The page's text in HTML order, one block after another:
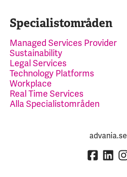
Specialistområden
Managed Services Provider
Sustainability
Legal Services
Technology Platforms
Workplace
Real Time Services
Alla Specialistområden
advania.se